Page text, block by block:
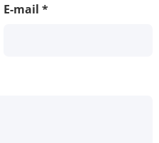
E-mail *